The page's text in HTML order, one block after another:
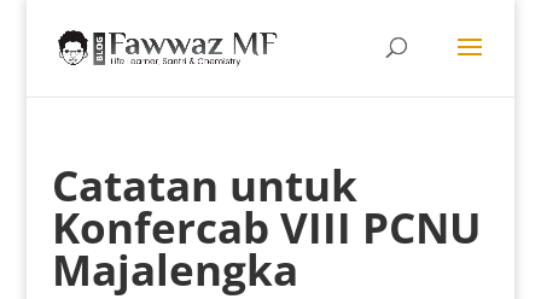
Catatan untuk
Konfercab VIII PCNU
Majalengka